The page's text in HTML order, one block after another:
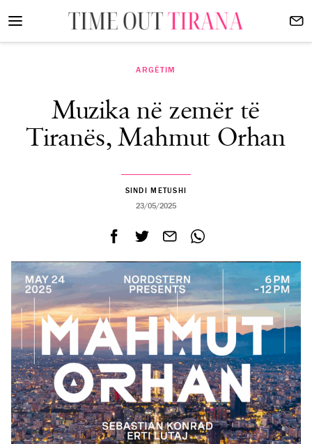
ARGËTIM
Muzika në zemër të
Tiranës, Mahmut Orhan
SINDI METUSHI
23/05/2025